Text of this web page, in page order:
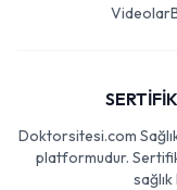
Videolar
Doktorsitesi.com
platformudur.